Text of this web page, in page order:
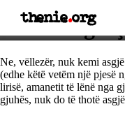
thenie.org
Thënie nga
Ne, vëllezër, nuk kemi
(edhe këtë vetëm një pjesë
lirisë, amanetit të lënë nga
gjuhës, nuk do të thotë